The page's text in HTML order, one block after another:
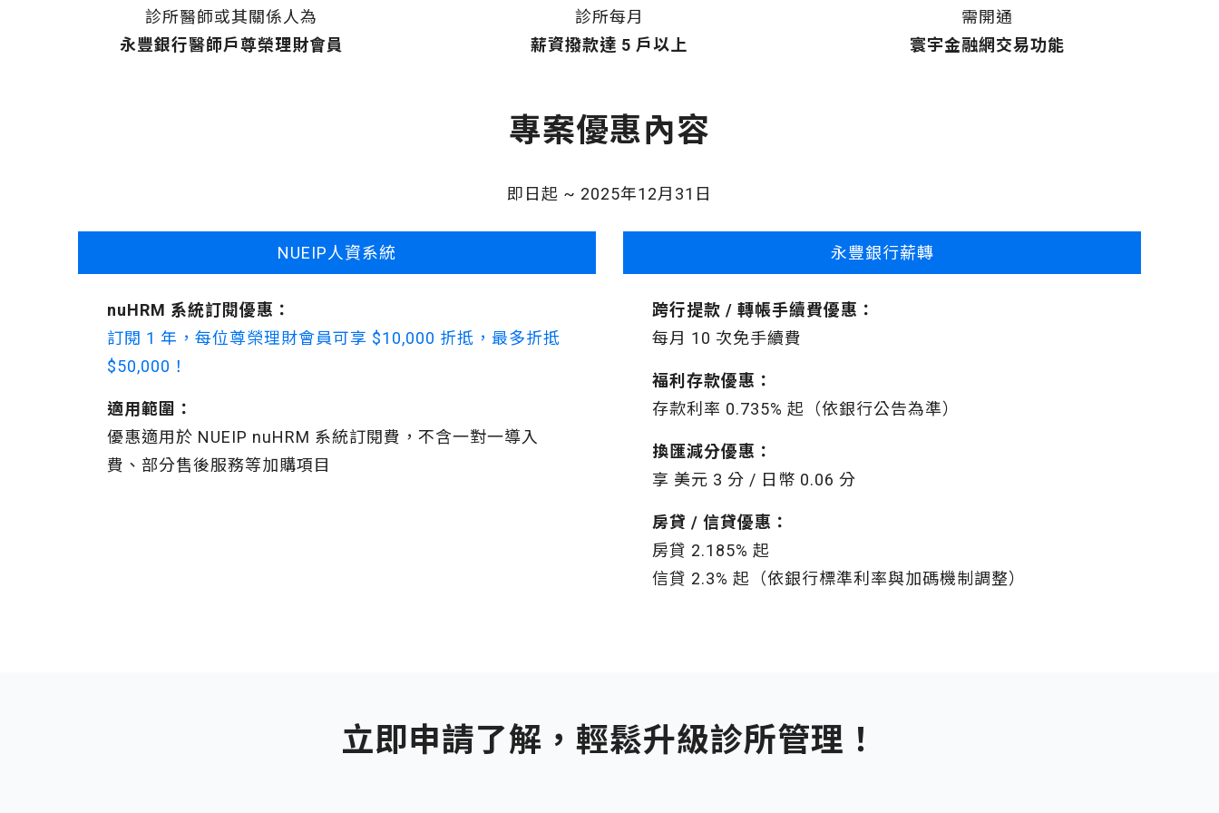
診所醫師或其關係人為
永豐銀行醫師戶尊榮理財會員
診所每月
薪資撥款達 5 戶以上
需開通
寰宇金融網交易功能
專案優惠內容
即日起 ~ 2025年12月31日
NUEIP人資系統
nuHRM 系統訂閱優惠：
訂閱 1 年，每位尊榮理財會員可享 $10,000 折抵，最多折抵
$50,000！
適用範圍：
優惠適用於 NUEIP nuHRM 系統訂閱費，不含一對一導入
費、部分售後服務等加購項目
永豐銀行薪轉
跨行提款 / 轉帳手續費優惠：
每月 10 次免手續費
福利存款優惠：
存款利率 0.735% 起（依銀行公告為準）
換匯減分優惠：
享 美元 3 分 / 日幣 0.06 分
房貸 / 信貸優惠：
房貸 2.185% 起
信貸 2.3% 起（依銀行標準利率與加碼機制調整）
立即申請了解，輕鬆升級診所管理！